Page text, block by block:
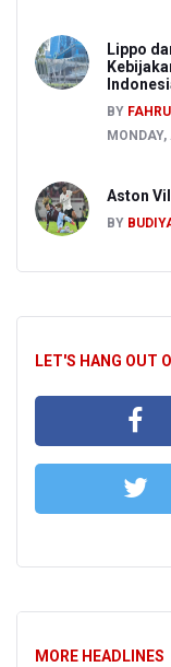
Lippo
BY
Aston
BY
LET'S HANG OUT
MORE HEADLINES